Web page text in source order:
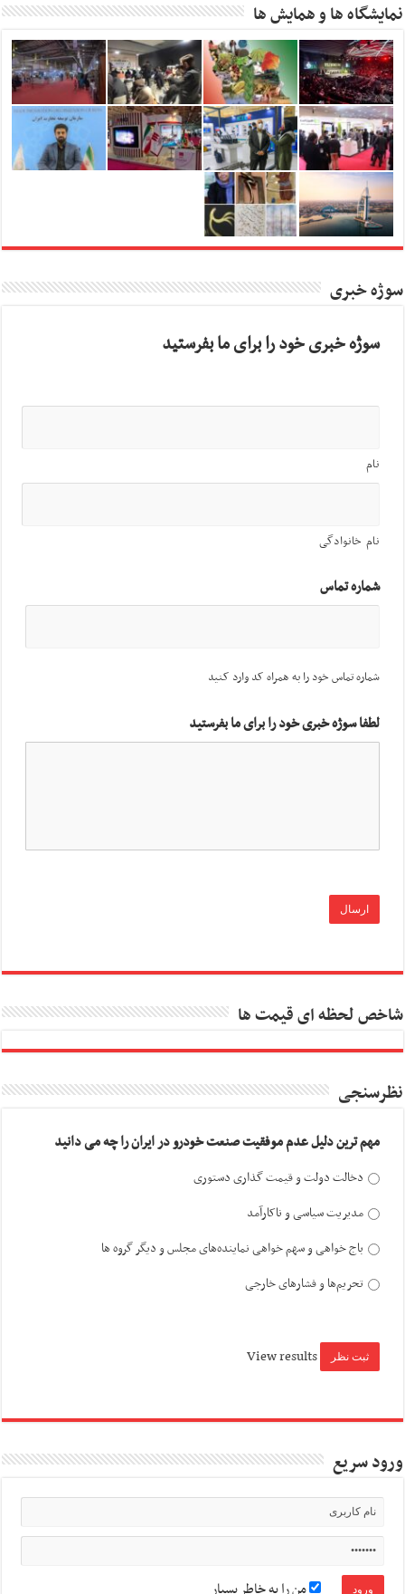
نمایشگاه ها و همایش ها
سوژه خبری
سوژه خبری خود را برای ما بفرستید
نام
نام خانوادگی
شماره تماس
شماره تماس خود را به همراه کد وارد کنید
لطفا سوژه خبری خود را برای ما بفرستید
شاخص لحظه ای قیمت ها
نظرسنجی
مهم ترین دلیل عدم موفقیت صنعت خودرو در ایران را چه می دانید
دخالت دولت و قیمت گذاری دستوری
مدیریت سیاسی و ناکارآمد
باج خواهی و سهم خواهی نماینده‌های مجلس و دیگر گروه ها
تحریم‌ها و فشارهای خارجی
View results
ورود سریع